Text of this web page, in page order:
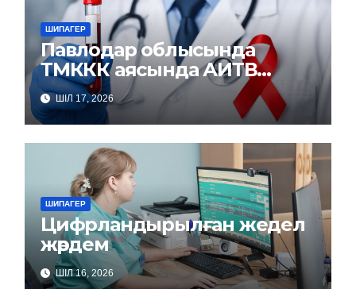
ШИПАГЕР
Павлодар облысында
ТМККК аясында АИТВ
инфекциясына тексеру
және емдеу қызметтері
қолжетімді
ШІЛ 17, 2026
ШИПАГЕР
Цифрландырылған жедел
жәрдем
ШІЛ 16, 2026